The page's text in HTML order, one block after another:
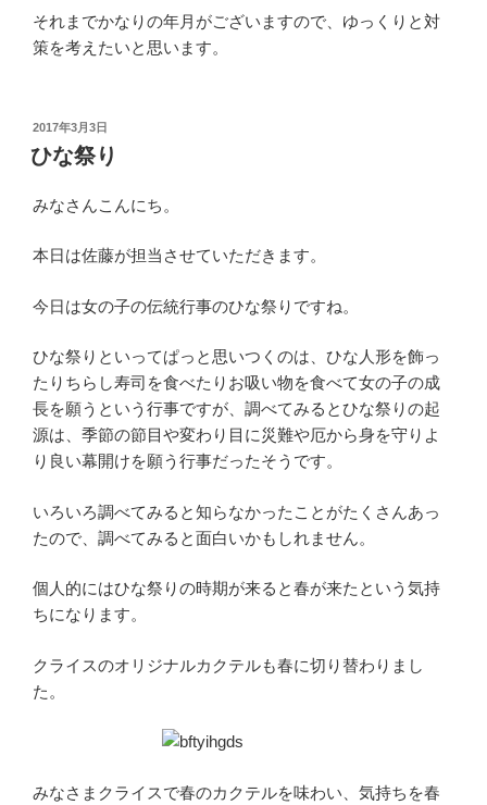
それまでかなりの年月がございますので、ゆっくりと対
策を考えたいと思います。
投
稿
日:
2017年3月3日
ひな祭り
みなさんこんにち。
本日は佐藤が担当させていただきます。
今日は女の子の伝統行事のひな祭りですね。
ひな祭りといってぱっと思いつくのは、ひな人形を飾っ
たりちらし寿司を食べたりお吸い物を食べて女の子の成
長を願うという行事ですが、調べてみるとひな祭りの起
源は、季節の節目や変わり目に災難や厄から身を守りよ
り良い幕開けを願う行事だったそうです。
いろいろ調べてみると知らなかったことがたくさんあっ
たので、調べてみると面白いかもしれません。
個人的にはひな祭りの時期が来ると春が来たという気持
ちになります。
クライスのオリジナルカクテルも春に切り替わりまし
た。
みなさまクライスで春のカクテルを味わい、気持ちを春